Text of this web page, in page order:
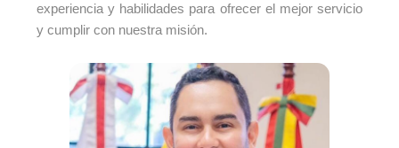
experiencia y habilidades para ofrecer el mejor servicio
y cumplir con nuestra misión.